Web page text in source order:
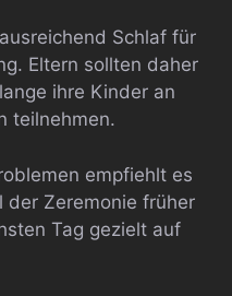
Schlaf für
Eltern sollten daher
ihre Kinder an
teilnehmen.
empfiehlt es
der Zeremonie früher
Tag gezielt auf